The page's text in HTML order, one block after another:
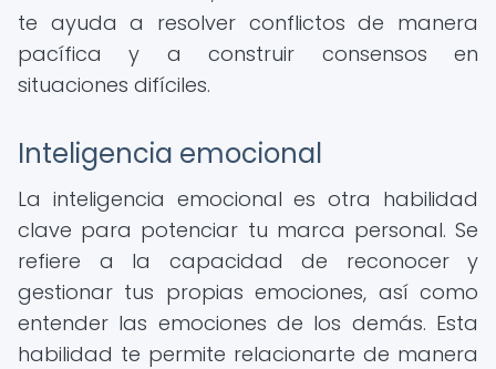
te ayuda a resolver conflictos de manera
pacífica y a construir consensos en
situaciones difíciles.
Inteligencia emocional
La inteligencia emocional es otra habilidad
clave para potenciar tu marca personal. Se
refiere a la capacidad de reconocer y
gestionar tus propias emociones, así como
entender las emociones de los demás. Esta
habilidad te permite relacionarte de manera